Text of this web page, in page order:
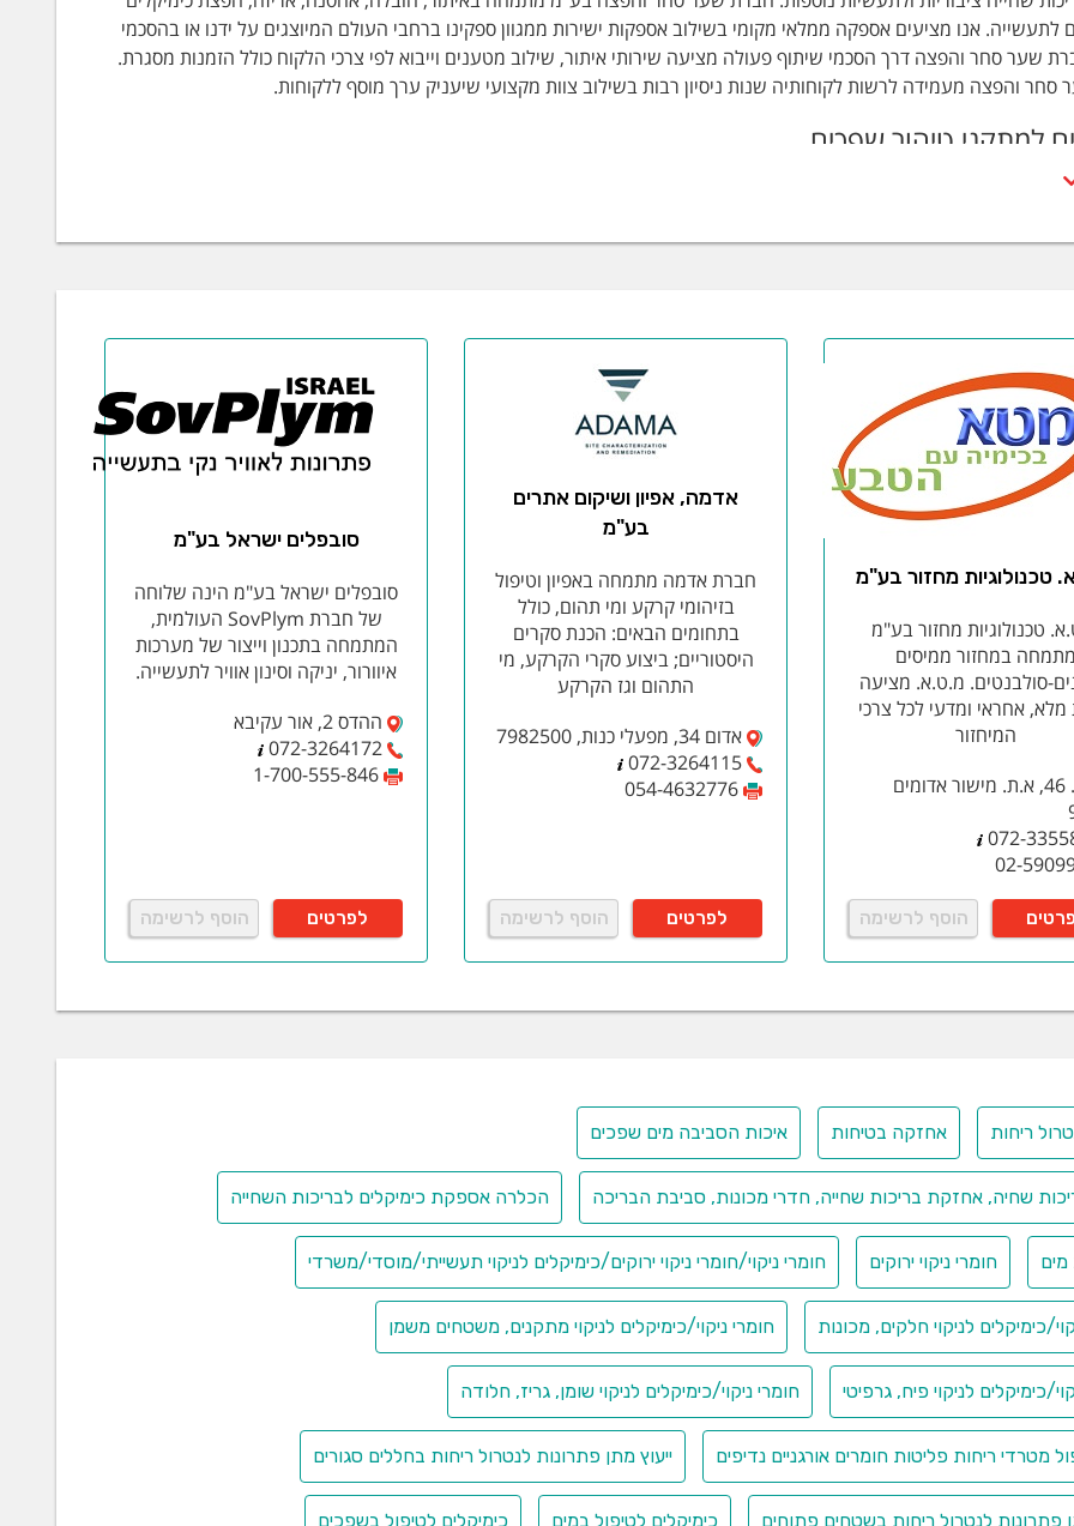
לתעשייה. אנו מציעים אספקה ממלאי מקומי בשילוב אספקות ישירות ממגוון ספקינו ברחבי העולם המיוצגים על ידנו או בהסכמי
שער סחר והפצה דרך הסכמי שיתוף פעולה מציעה שירותי איתור, שילוב מטענים וייבוא לפי צרכי הלקוח כולל הזמנות מסגרת.
והפצה מעמידה לרשות לקוחותיה שנות ניסיון רבות בשילוב צוות מקצועי שיעניק ערך מוסף ללקוחות.
למתקני טיהור שפכים
כלור
הידרוקסיד -פוטש
אש
קאוסטיק
קאוסטיק פנינים
דיכרומט
היפוכלוריט -כלור
מטהביסולפיט
סולפט
הידרוקסיד
סולפט
לבריכות שחיה
הידרוקסיד -פוטש
הידרוקסיד פתיתים -פוטש
קלציום היפוכלוריט סיני/אמריקאי
כלור
כלור מולטיפנקשיין
כלור
לתעשיית החקלאות
דיאטומית
סולפט
מימית
כלוריד
הידרוקסיד-פוטש
הידרוקסיד פתיתים פוטש
אסיד
אשלגן -פוטסיום סולפט
ברזל
טכנולוגיות מחזור בע"מ
טכנולוגיות מחזור בע"מ
מתמחה במחזור ממיסים
סולבנטים. מ.ט.א. מציעה
אחראי ומדעי לכל צרכי
המיחזור
ת.ד. 46, א.ת. מישור אדומים
072-
02-
הוסף לרשימה
אדמה, אפיון ושיקום אתרים
בע"מ
חברת אדמה מתמחה באפיון וטיפול
בזיהומי קרקע ומי תהום, כולל
בתחומים הבאים: הכנת סקרים
היסטוריים; ביצוע סקרי הקרקע, מי
התהום וגז הקרקע
אדום 34, מפעלי כנות, 7982500
072-3264115
054-4632776
לפרטים הוסף לרשימה
סובפלים ישראל בע"מ
סובפלים ישראל בע"מ הינה שלוחה
של חברת SovPlym העולמית,
המתמחה בתכנון וייצור של מערכות
איוורור, יניקה וסינון אוויר לתעשייה.
ההדס 2, אור עקיבא
072-3264172
1-700-555-846
לפרטים הוסף לרשימה
ריחות אחזקה בטיחות איכות הסביבה מים שפכים
שחיה, אחזקת בריכות שחייה, חדרי מכונות, סביבת הבריכה הכלרה אספקת כימיקלים לבריכות השחייה
חומרי ניקוי ירוקים חומרי ניקוי/חומרי ניקוי ירוקים/כימיקלים לניקוי תעשייתי/מוסדי/משרדי
כימיקלים לניקוי חלקים, מכונות חומרי ניקוי/כימיקלים לניקוי מתקנים, משטחים משמן
כימיקלים לניקוי פיח, גרפיטי חומרי ניקוי/כימיקלים לניקוי שומן, גריז, חלודה
מטרדי ריחות פליטות חומרים אורגניים נדיפים ייעוץ מתן פתרונות לנטרול ריחות בחללים סגורים
פתרונות לנטרול ריחות בשטחים פתוחים כימיקלים לטיפול במים כימיקלים לטיפול בשפכים